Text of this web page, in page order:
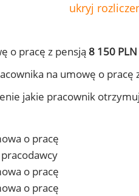
ukryj
o pracę z pensją 8 150
na umowę o pracę
jakie pracownik
o pracę
o pracę
o pracę